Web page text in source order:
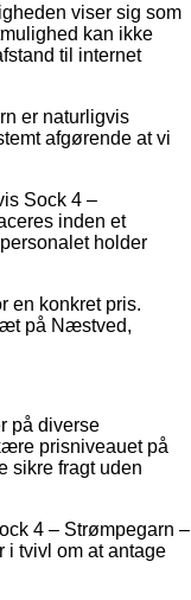
viser sig som
kan ikke
til internet
er naturligvis
afgørende at vi
Sock 4 –
inden et
holder
en konkret pris.
på Næstved,
på diverse
prisniveauet på
sikre fragt uden
4 – Strømpegarn –
i tvivl om at antage